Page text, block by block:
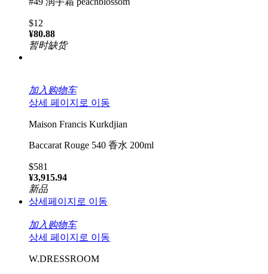
$12
¥80.88
暂时缺货
加入购物车
상세 페이지로 이동
Maison Francis Kurkdjian
Baccarat Rouge 540 香水 200ml
$581
¥3,915.94
新品
상세페이지로 이동
加入购物车
상세 페이지로 이동
W.DRESSROOM